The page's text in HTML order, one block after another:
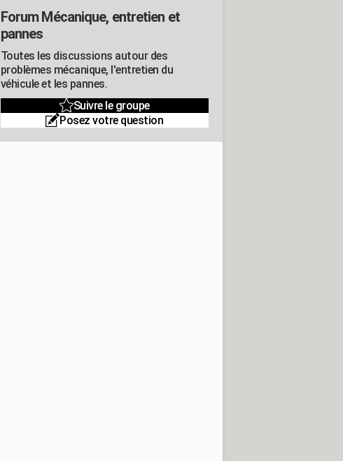
Forum Mécanique, entretien et
pannes
Toutes les discussions autour des
problèmes mécanique, l'entretien du
véhicule et les pannes.
Suivre le groupe
Posez votre question